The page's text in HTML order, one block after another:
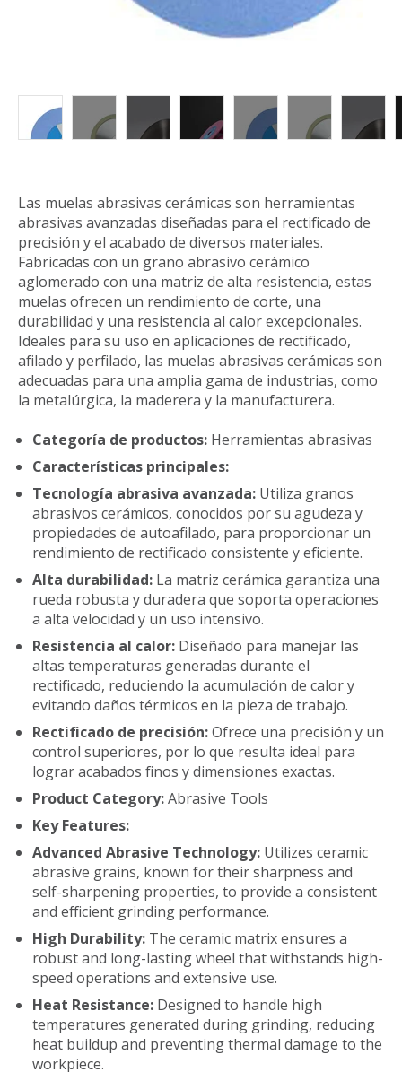
Las muelas abrasivas cerámicas son herramientas
abrasivas avanzadas diseñadas para el rectificado de
precisión y el acabado de diversos materiales.
Fabricadas con un grano abrasivo cerámico
aglomerado con una matriz de alta resistencia, estas
muelas ofrecen un rendimiento de corte, una
durabilidad y una resistencia al calor excepcionales.
Ideales para su uso en aplicaciones de rectificado,
afilado y perfilado, las muelas abrasivas cerámicas son
adecuadas para una amplia gama de industrias, como
la metalúrgica, la maderera y la manufacturera.
Categoría de productos: Herramientas abrasivas
Características principales:
Tecnología abrasiva avanzada: Utiliza granos
abrasivos cerámicos, conocidos por su agudeza y
propiedades de autoafilado, para proporcionar un
rendimiento de rectificado consistente y eficiente.
Alta durabilidad: La matriz cerámica garantiza una
rueda robusta y duradera que soporta operaciones
a alta velocidad y un uso intensivo.
Resistencia al calor: Diseñado para manejar las
altas temperaturas generadas durante el
rectificado, reduciendo la acumulación de calor y
evitando daños térmicos en la pieza de trabajo.
Rectificado de precisión:Ofrece una precisión y un
control superiores, por lo que resulta ideal para
lograr acabados finos y dimensiones exactas.
Product Category:Abrasive Tools
Key Features:
Advanced Abrasive Technology: Utilizes ceramic
abrasive grains, known for their sharpness and
self-sharpening properties, to provide a consistent
and efficient grinding performance.
High Durability: The ceramic matrix ensures a
robust and long-lasting wheel that withstands high-
speed operations and extensive use.
Heat Resistance: Designed to handle high
temperatures generated during grinding, reducing
heat buildup and preventing thermal damage to the
workpiece.